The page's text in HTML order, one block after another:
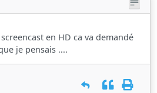
en HD ca va demandé
je pensais ....